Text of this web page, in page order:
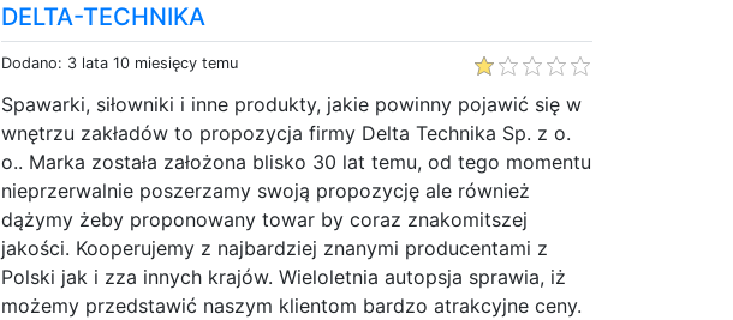
DELTA-TECHNIKA
Dodano: 3 lata 10 miesięcy temu
Spawarki, siłowniki i inne produkty, jakie powinny pojawić się w
wnętrzu zakładów to propozycja firmy Delta Technika Sp. z o.
o.. Marka została założona blisko 30 lat temu, od tego momentu
nieprzerwalnie poszerzamy swoją propozycję ale również
dążymy żeby proponowany towar by coraz znakomitszej
jakości. Kooperujemy z najbardziej znanymi producentami z
Polski jak i zza innych krajów. Wieloletnia autopsja sprawia, iż
możemy przedstawić naszym klientom bardzo atrakcyjne ceny.